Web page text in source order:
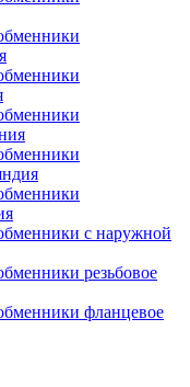
с наружной
резьбовое
фланцевое